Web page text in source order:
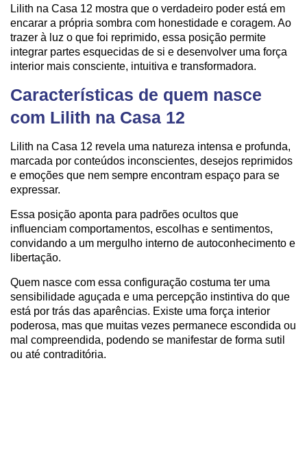
Lilith na Casa 12 mostra que o verdadeiro poder está em
encarar a própria sombra com honestidade e coragem. Ao
trazer à luz o que foi reprimido, essa posição permite
integrar partes esquecidas de si e desenvolver uma força
interior mais consciente, intuitiva e transformadora.
Características de quem nasce
com Lilith na Casa 12
Lilith na Casa 12 revela uma natureza intensa e profunda,
marcada por conteúdos inconscientes, desejos reprimidos
e emoções que nem sempre encontram espaço para se
expressar.
Essa posição aponta para padrões ocultos que
influenciam comportamentos, escolhas e sentimentos,
convidando a um mergulho interno de autoconhecimento e
libertação.
Quem nasce com essa configuração costuma ter uma
sensibilidade aguçada e uma percepção instintiva do que
está por trás das aparências. Existe uma força interior
poderosa, mas que muitas vezes permanece escondida ou
mal compreendida, podendo se manifestar de forma sutil
ou até contraditória.